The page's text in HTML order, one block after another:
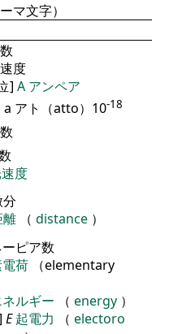
マ文字）
度
] A アンペア
a アト（atto）10-18
度
離 （ distance ）
ピア数
荷
（elementary
ルギー （ energy ）
E 起電力 （ electoro